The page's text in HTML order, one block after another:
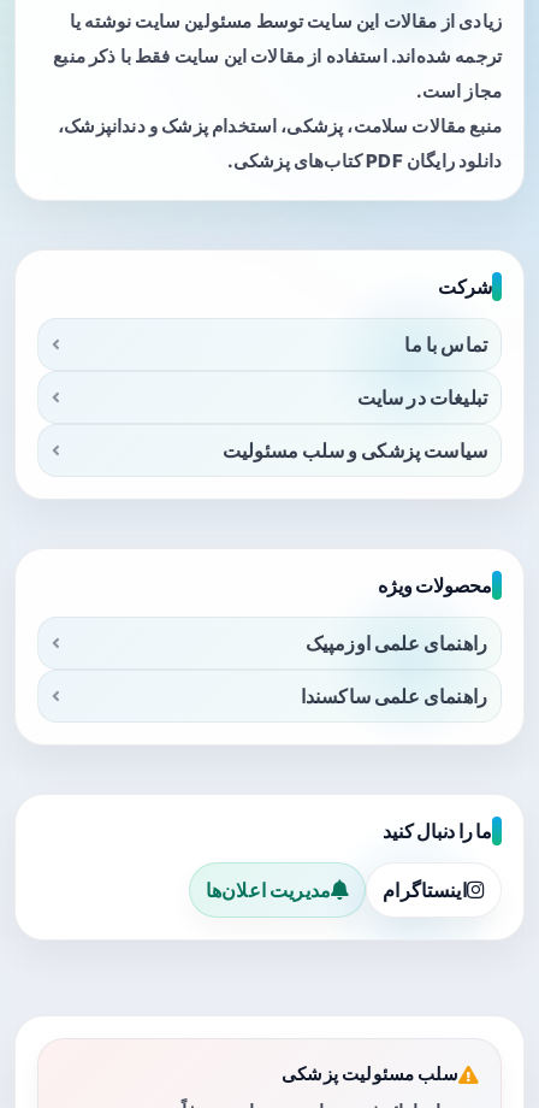
زیادی از مقالات این سایت توسط مسئولین سایت نوشته یا
ترجمه شده‌اند. استفاده از مقالات این سایت فقط با ذکر منبع
مجاز است.
منبع مقالات سلامت، پزشکی، استخدام پزشک و دندانپزشک،
دانلود رایگان PDF کتاب‌های پزشکی.
شرکت
تماس با ما
تبلیغات در سایت
سیاست پزشکی و سلب مسئولیت
محصولات ویژه
راهنمای علمی اوزمپیک
راهنمای علمی ساکسندا
ما را دنبال کنید
اینستاگرام مدیریت اعلان‌ها
سلب مسئولیت پزشکی